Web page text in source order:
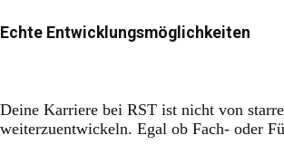
Echte Entwicklungsmöglichkeiten
Deine Karriere bei RST ist nicht von
weiterzuentwickeln. Egal ob Fach- oder